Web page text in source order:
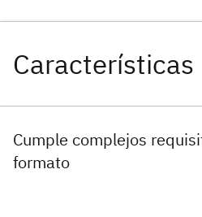
Cumple complejos
formato